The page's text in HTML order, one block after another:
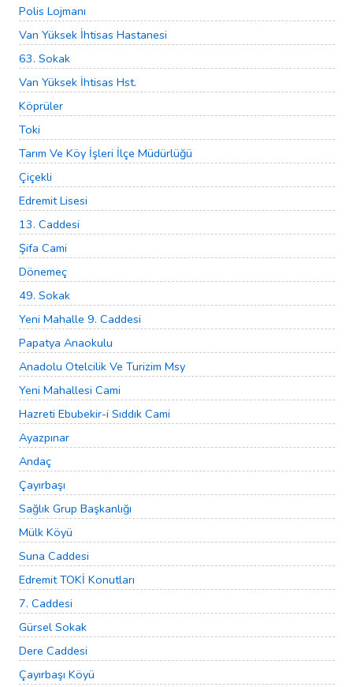
Polis Lojmanı
Van Yüksek İhtisas Hastanesi
63. Sokak
Van Yüksek İhtisas Hst.
Köprüler
Toki
Tarım Ve Köy İşleri İlçe Müdürlüğü
Çiçekli
Edremit Lisesi
13. Caddesi
Şifa Cami
Dönemeç
49. Sokak
Yeni Mahalle 9. Caddesi
Papatya Anaokulu
Anadolu Otelcilik Ve Turizim Msy
Yeni Mahallesi Cami
Hazreti Ebubekir-i Sıddık Cami
Ayazpınar
Andaç
Çayırbaşı
Sağlık Grup Başkanlığı
Mülk Köyü
Suna Caddesi
Edremit TOKİ Konutları
7. Caddesi
Gürsel Sokak
Dere Caddesi
Çayırbaşı Köyü